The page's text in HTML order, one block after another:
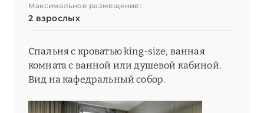
ЭМИЛИЯ-РОМАНЬЯ
Максимальное размещение:
2 взрослых
Спальня с кроватью king-size, ванная
комната с ванной или душевой кабиной.
Вид на кафедральный собор.